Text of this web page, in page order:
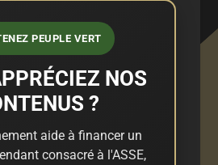
PEUPLE VERT
NOS
?
aide à financer un
consacré à l'ASSE,